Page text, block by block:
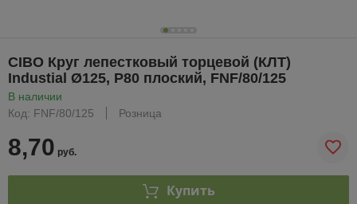
CIBO Круг лепестковый торцевой (КЛТ)
Industial Ø125, P80 плоский, FNF/80/125
В наличии
Код: FNF/80/125
Розница
8,70 руб.
Купить